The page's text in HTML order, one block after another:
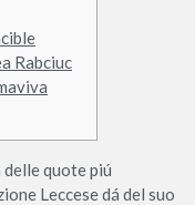
Rabciuc
quote piú
Leccese dá del suo